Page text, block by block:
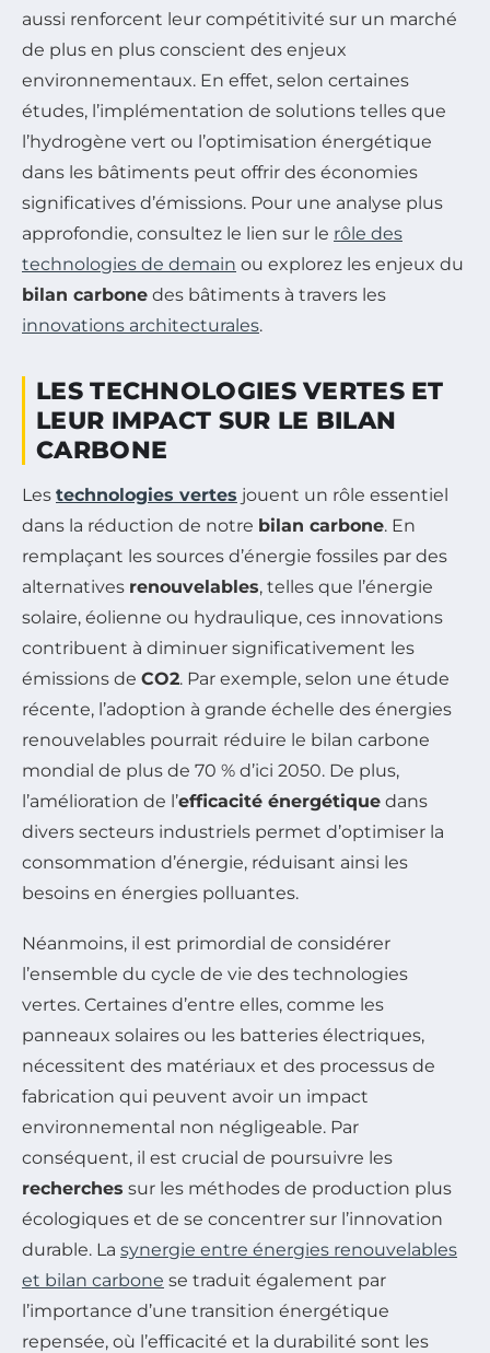
aussi renforcent leur compétitivité sur un marché
de plus en plus conscient des enjeux
environnementaux. En effet, selon certaines
études, l’implémentation de solutions telles que
l’hydrogène vert ou l’optimisation énergétique
dans les bâtiments peut offrir des économies
significatives d’émissions. Pour une analyse plus
approfondie, consultez le lien sur le rôle des
technologies de demain ou explorez les enjeux du
bilan carbone des bâtiments à travers les
innovations architecturales.
LES TECHNOLOGIES VERTES ET
LEUR IMPACT SUR LE BILAN
CARBONE
Les technologies vertes jouent un rôle essentiel
dans la réduction de notre bilan carbone. En
remplaçant les sources d’énergie fossiles par des
alternatives renouvelables, telles que l’énergie
solaire, éolienne ou hydraulique, ces innovations
contribuent à diminuer significativement les
émissions de CO2. Par exemple, selon une étude
récente, l’adoption à grande échelle des énergies
renouvelables pourrait réduire le bilan carbone
mondial de plus de 70 % d’ici 2050. De plus,
l’amélioration de l’efficacité énergétique dans
divers secteurs industriels permet d’optimiser la
consommation d’énergie, réduisant ainsi les
besoins en énergies polluantes.
Néanmoins, il est primordial de considérer
l’ensemble du cycle de vie des technologies
vertes. Certaines d’entre elles, comme les
panneaux solaires ou les batteries électriques,
nécessitent des matériaux et des processus de
fabrication qui peuvent avoir un impact
environnemental non négligeable. Par
conséquent, il est crucial de poursuivre les
recherches sur les méthodes de production plus
écologiques et de se concentrer sur l’innovation
durable. La synergie entre énergies renouvelables
et bilan carbone se traduit également par
l’importance d’une transition énergétique
repensée, où l’efficacité et la durabilité sont les